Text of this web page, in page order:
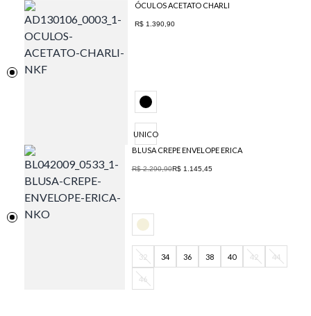
ÓCULOS ACETATO CHARLI
R$ 1.390,90
UNICO
BLUSA CREPE ENVELOPE ERICA
R$ 2.290,90R$ 1.145,45
32 34 36 38 40 42 44
46